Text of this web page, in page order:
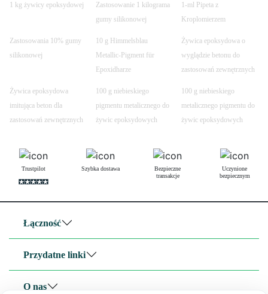
1 kg żywicy epoksydowej
Zastosowanie 1 kilograma
gumy silikonowej
1-ml Pipeta z
Kroplomierzem
Zastosowania 10% gumy
silikonowej
10 g Himmelsblau
Metallic-Pigment für
Epoxidharze
Żywica epoksydowa o
wyglądzie betonu do
zastosowań zewnętrznych
Żywica epoksydowa
imitująca beton dla
zastosowań zewnętrznych
100 g niebieskiego
pigmentu metalicznego do
żywic epoksydowych
100 g niebieskiego
metalicznego pigmentu do
żywic epoksydowych
Trustpilot Szybka dostawa
Bezpieczne
transakcje
Uczynione
bezpiecznym
Łączność
Przydatne linki
O nas